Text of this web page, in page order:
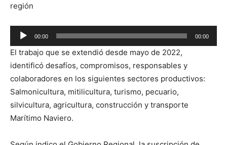
región
Reproductor
de
audio
00:00 00:00
El trabajo que se extendió desde mayo de 2022,
identificó desafíos, compromisos, responsables y
colaboradores en los siguientes sectores productivos:
Salmonicultura, mitilicultura, turismo, pecuario,
silvicultura, agricultura, construcción y transporte
Marítimo Naviero.